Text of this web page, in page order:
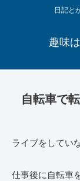
日記と
趣味
自転車で
ライブをしてい
仕事後に自転車